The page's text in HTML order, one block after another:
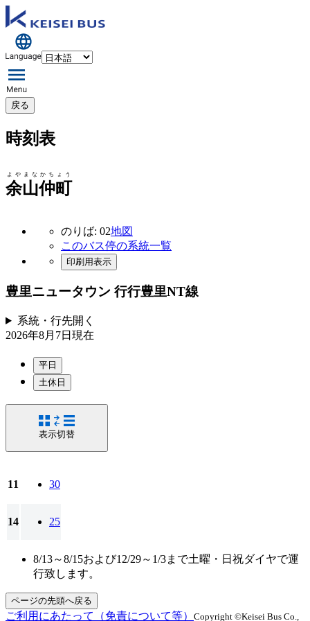
戻る
時刻表
余山仲町
よやまなかちょう
のりば: 02地図
このバス停の系統一覧
印刷用表示
豊里ニュータウン 行行豊里NT線
系統・行先開く
2026年8月7日 現在
平日
土休日
表示切替
11 30
14 25
8/13～8/15および12/29～1/3まで土曜・日祝ダイヤで運
行致します。
ページの先頭へ戻る
ご利用にあたって（免責について等） Copyright ©Keisei Bus Co.,